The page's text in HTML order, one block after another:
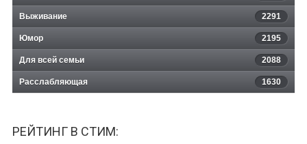
Выживание 2291
Юмор 2195
Для всей семьи 2088
Расслабляющая 1630
РЕЙТИНГ В СТИМ: